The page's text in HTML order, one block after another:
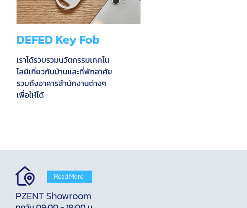
DEFED Key Fob
เราได้รวบรวมนวัตกรรมเทคโน
โลยีเกี่ยวกับบ้านและที่พักอาศัย
รวมถึงอาคารสำนักงานต่างๆ
เพื่อให้ได้
Read More
PZENT Showroom